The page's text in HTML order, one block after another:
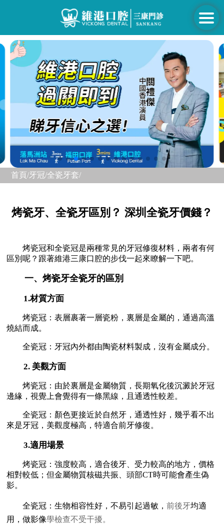
首頁/牙冠/全瓷牙套/
烤瓷牙、全瓷牙區別？ 深圳全瓷牙價錢？
烤瓷冠和全瓷冠是兩種常見的牙冠修復材料，兩者有何
區別呢？跟著維港三康口腔的步伐一起來瞭解一下吧。
一、烤瓷牙全瓷牙的區別
1.材質方面
烤瓷冠：表層裹著一層瓷粉，裏層是金屬的，通過高溫
燒結而成。
全瓷冠：牙冠內外都由陶瓷材料製成，沒有金屬成分。
2. 美觀方面
烤瓷冠：由於裏層是金屬物質，長期氧化後沉澱於牙冠
邊緣，視覺上會覺得有一條黑線，且通透性較差。
全瓷冠：顏色更接近於自然牙，通透性好，幾乎看不出
來是牙冠，美觀度極高，特適合前牙修復。
3.適用場景
烤瓷冠：強度較高，適合後牙、受力較高的地方，價格
相對較低；但金屬物質核磁共振、頭部CT時可能會產生偽
影。
全瓷冠：生物相容性好，不易引起過敏，前後牙均適
用，做影像學檢查不受干擾。